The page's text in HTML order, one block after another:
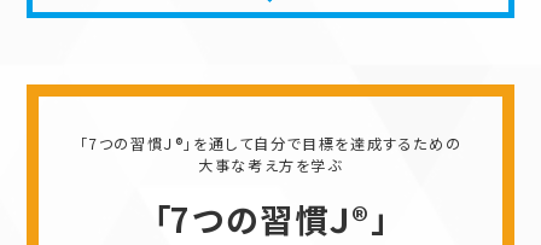
「7つの習慣Ｊ®」を通して自分で目標を達成するための
大事な考え方を学ぶ
「7つの習慣Ｊ®」